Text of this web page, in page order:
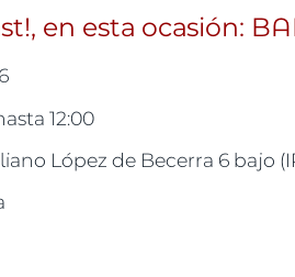
en esta ocasión:
12:00
López de Becerra 6 bajo